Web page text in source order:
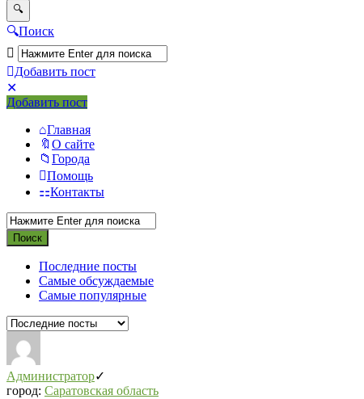
погибших
2022-
2026,
Новости
СВО
Поиск
Добавить пост
Мобильное
меню
Добавить пост
Главная
О сайте
Города
Помощь
Контакты
Последние посты
Самые обсуждаемые
Самые популярные
Администратор
город: Саратовская область